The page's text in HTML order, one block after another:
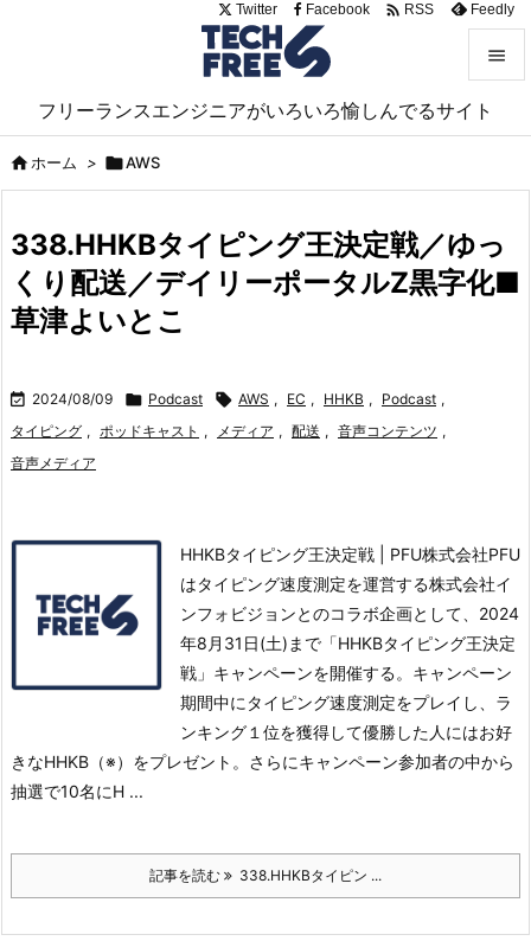
フリーランスエンジニアがいろいろ愉しんでるサイト


サイド
前へ

Twitter Facebook  RSS Feedly
ホーム > AWS
338.HHKBタイピング王決定戦／ゆっ
くり配送／デイリーポータルZ黒字化■
草津よいとこ
 2024/08/09  Podcast  AWS , EC , HHKB , Podcast ,
タイピング , ポッドキャスト , メディア , 配送 , 音声コンテンツ ,
音声メディア
HHKBタイピング王決定戦 | PFU株式会社PFU
はタイピング速度測定を運営する株式会社イ
ンフォビジョンとのコラボ企画として、2024
年8月31日(土)まで「HHKBタイピング王決定
戦」キャンペーンを開催する。 キャンペーン
期間中にタイピング速度測定をプレイし、ラ
ンキング１位を獲得して優勝した人にはお好
きなHHKB（※）をプレゼント。 さらにキャンペーン参加者の中から
抽選で10名にH ...
記事を読む 338.HHKBタイピン ...